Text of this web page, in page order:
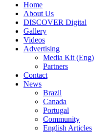
Home
About Us
DISCOVER Digital
Gallery
Videos
Advertising
Media Kit (Eng)
Partners
Contact
News
Brazil
Canada
Portugal
Community
English Articles